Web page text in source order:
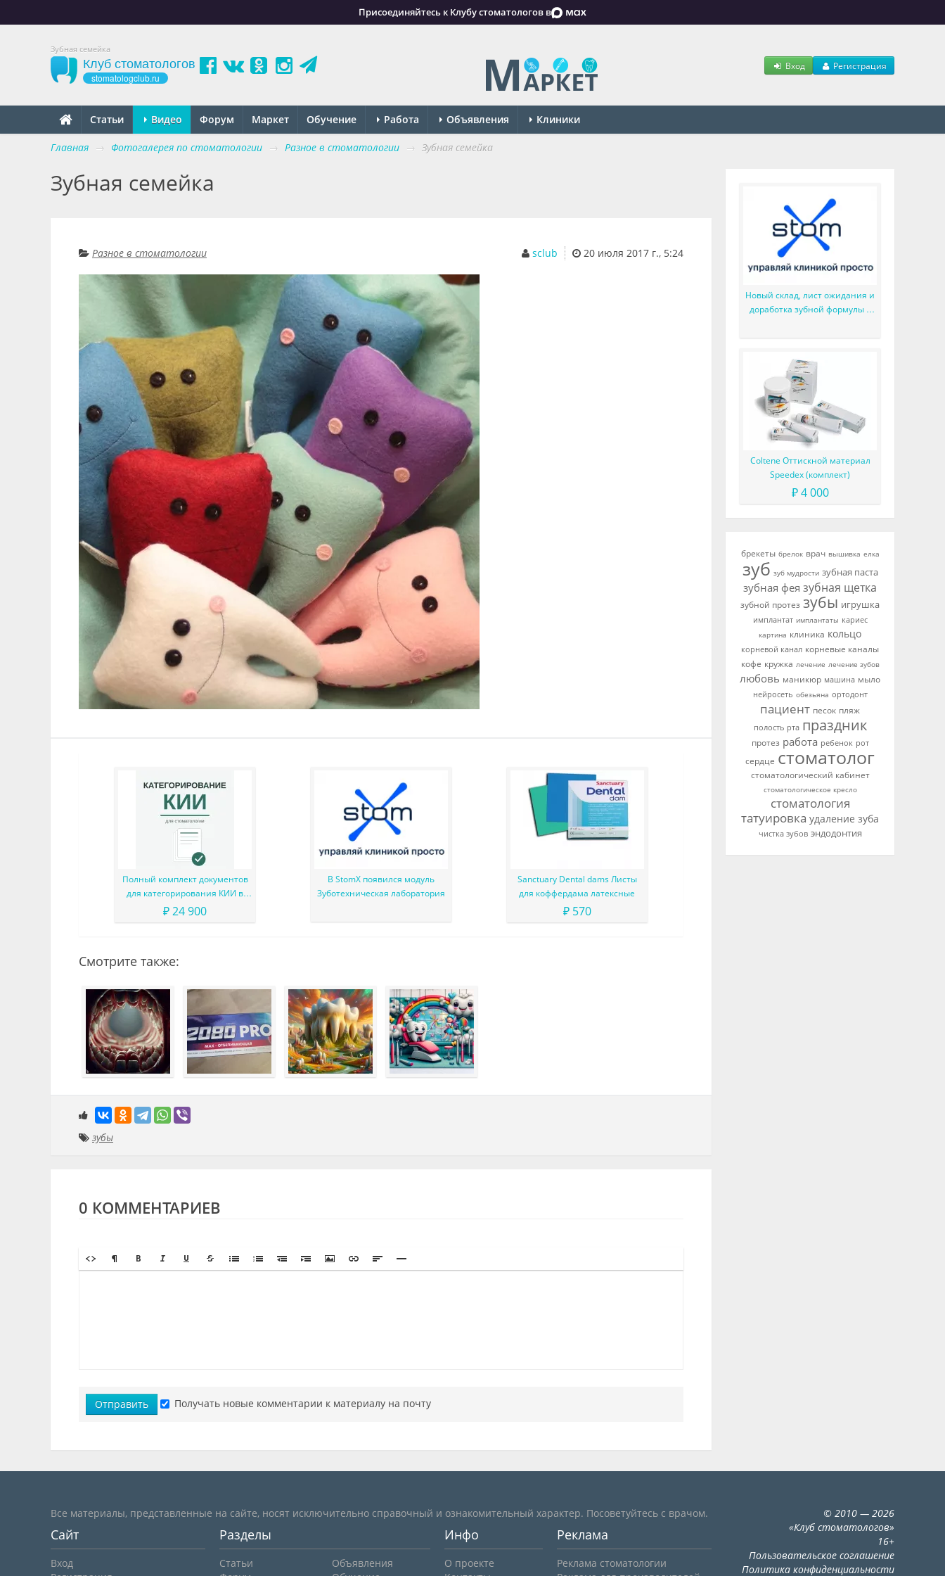
Присоединяйтесь к Клубу стоматологов в
Зубная семейка
Клуб стоматологов
stomatologclub.ru
Вход Регистрация
Статьи Видео Форум Маркет Обучение Работа Объявления Клиники
Главная → Фотогалерея по стоматологии → Разное в стоматологии → Зубная семейка
Зубная семейка
20 июля 2017 г., 5:24
sclub
Разное в стоматологии
Полный комплект документов
для категорирования КИИ в
частной стоматологии (с
₽ 24 900
В StomX появился модуль
Зуботехническая лаборатория
Sanctuary Dental dams Листы
для коффердама латексные
₽ 570
Смотрите также:
зубы
0 КОММЕНТАРИЕВ
Отправить Получать новые комментарии к материалу на почту
Новый склад, лист ожидания и
доработка зубной формулы в
Coltene Оттискной материал
Speedex (комплект)
₽ 4 000
брекеты брелок врач вышивка елка
зуб зуб мудрости зубная паста
зубная фея зубная щетка
зубной протез зубы игрушка
имплантат имплантаты кариес
картина клиника кольцо
корневой канал корневые каналы
кофе кружка лечение лечение зубов
любовь маникюр машина мыло
нейросеть обезьяна ортодонт
пациент песок пляж
полость рта праздник
протез работа ребенок рот
сердце стоматолог
стоматологический кабинет
стоматологическое кресло
стоматология
татуировка удаление зуба
чистка зубов эндодонтия
Все материалы, представленные на сайте, носят исключительно справочный и ознакомительный характер. Посоветуйтесь с врачом.
Сайт
Вход
Разделы
Статьи
Объявления
Инфо
О проекте
Реклама
Реклама стоматологии
© 2010 — 2026
«Клуб стоматологов»
16+
Пользовательское соглашение
Политика конфиденциальности